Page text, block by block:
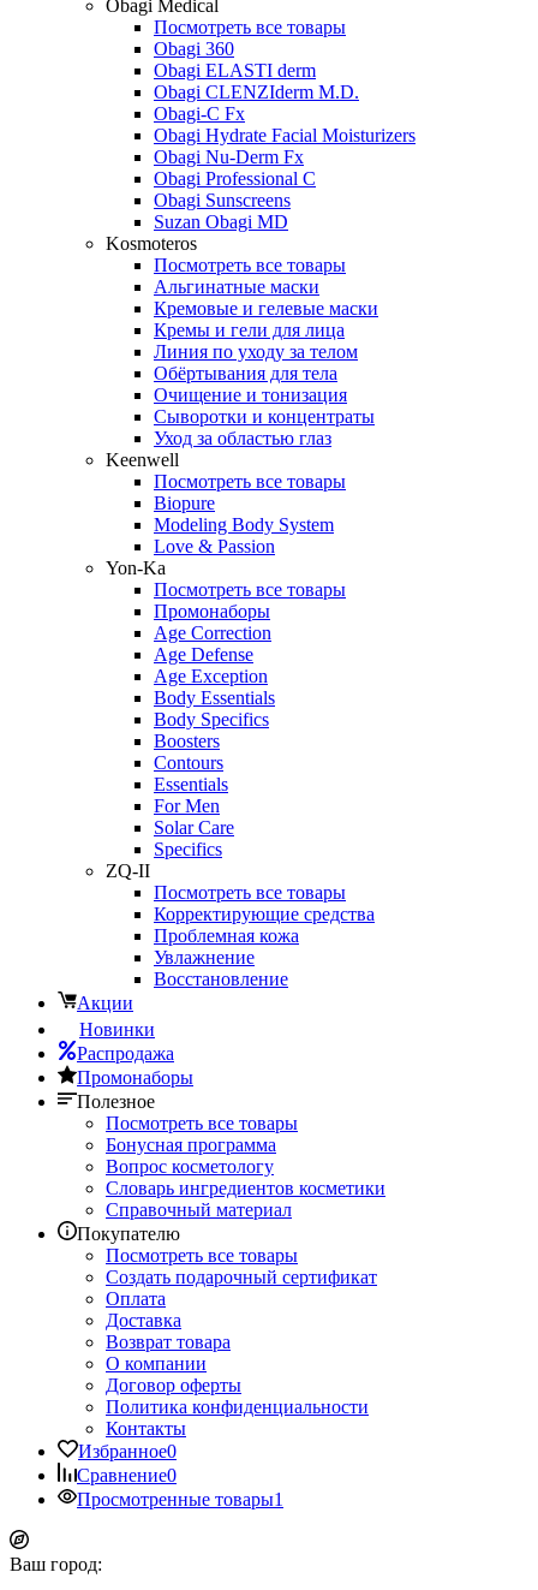
Obagi Medical
Посмотреть все товары
Obagi 360
Obagi ELASTI derm
Obagi CLENZIderm M.D.
Obagi-C Fx
Obagi Hydrate Facial Moisturizers
Obagi Nu-Derm Fx
Obagi Professional C
Obagi Sunscreens
Suzan Obagi MD
Kosmoteros
Посмотреть все товары
Альгинатные маски
Кремовые и гелевые маски
Кремы и гели для лица
Линия по уходу за телом
Обёртывания для тела
Очищение и тонизация
Сыворотки и концентраты
Уход за областью глаз
Keenwell
Посмотреть все товары
Biopure
Modeling Body System
Love & Passion
Yon-Ka
Посмотреть все товары
Промонаборы
Age Correction
Age Defense
Age Exception
Body Essentials
Body Specifics
Boosters
Contours
Essentials
For Men
Solar Care
Specifics
ZQ-II
Посмотреть все товары
Корректирующие средства
Проблемная кожа
Увлажнение
Восстановление
Акции
Новинки
Распродажа
Промонаборы
Полезное
Посмотреть все товары
Бонусная программа
Вопрос косметологу
Словарь ингредиентов косметики
Справочный материал
Покупателю
Посмотреть все товары
Создать подарочный сертификат
Оплата
Доставка
Возврат товара
О компании
Договор оферты
Политика конфиденциальности
Контакты
Избранное0
Сравнение0
Просмотренные товары1
Ваш город: